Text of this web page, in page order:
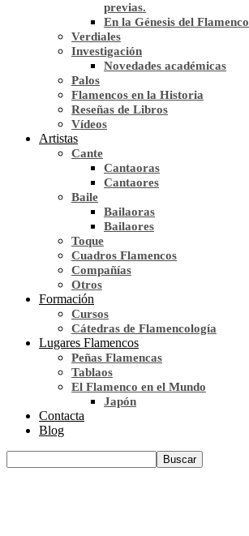
previas.
En la Génesis del Flamenco
Verdiales
Investigación
Novedades académicas
Palos
Flamencos en la Historia
Reseñas de Libros
Vídeos
Artistas
Cante
Cantaoras
Cantaores
Baile
Bailaoras
Bailaores
Toque
Cuadros Flamencos
Compañías
Otros
Formación
Cursos
Cátedras de Flamencología
Lugares Flamencos
Peñas Flamencas
Tablaos
El Flamenco en el Mundo
Japón
Contacta
Blog